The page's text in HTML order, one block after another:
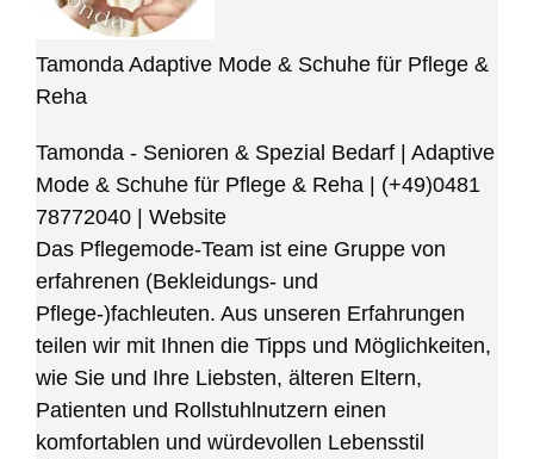
Tamonda Adaptive Mode & Schuhe für Pflege &
Reha
Tamonda - Senioren & Spezial Bedarf | Adaptive
Mode & Schuhe für Pflege & Reha | (+49)0481
78772040 | Website
Das Pflegemode-Team ist eine Gruppe von
erfahrenen (Bekleidungs- und
Pflege-)fachleuten. Aus unseren Erfahrungen
teilen wir mit Ihnen die Tipps und Möglichkeiten,
wie Sie und Ihre Liebsten, älteren Eltern,
Patienten und Rollstuhlnutzern einen
komfortablen und würdevollen Lebensstil